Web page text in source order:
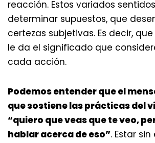
reacción. Estos variados
determinar supuestos, que
certezas subjetivas. Es decir,
le da el significado que
cada acción.
Podemos entender que el
que sostiene las prácticas del
“quiero que veas que te veo,
hablar acerca de eso”. Estar